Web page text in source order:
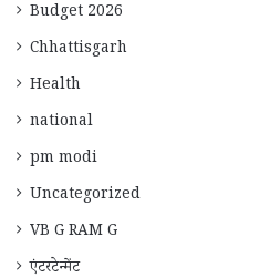
Budget 2026
Chhattisgarh
Health
national
pm modi
Uncategorized
VB G RAM G
एंटरटेन्मेंट